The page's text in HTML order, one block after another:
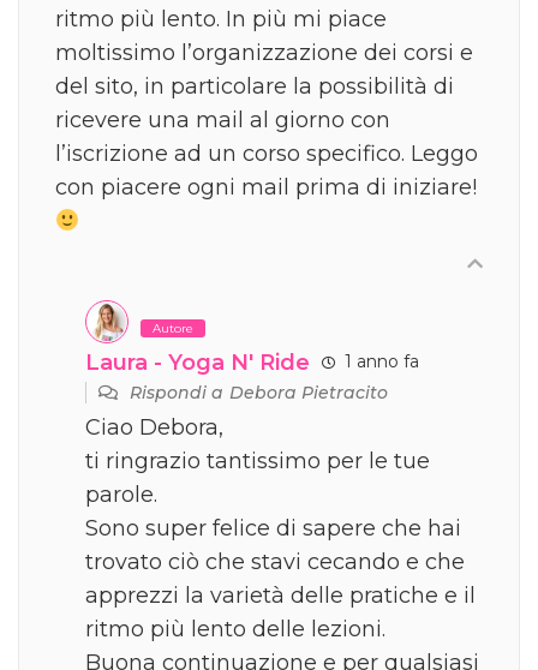
ritmo più lento. In più mi piace
moltissimo l’organizzazione dei corsi e
del sito, in particolare la possibilità di
ricevere una mail al giorno con
l’iscrizione ad un corso specifico. Leggo
con piacere ogni mail prima di iniziare!
Autore
Laura - Yoga N' Ride
1 anno fa
Rispondi aDebora Pietracito
Ciao Debora,
ti ringrazio tantissimo per le tue
parole.
Sono super felice di sapere che hai
trovato ciò che stavi cecando e che
apprezzi la varietà delle pratiche e il
ritmo più lento delle lezioni.
Buona continuazione e per qualsiasi